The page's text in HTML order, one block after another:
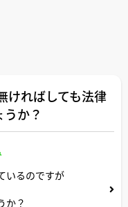
ければしても法律
か？
いるのですが
か？